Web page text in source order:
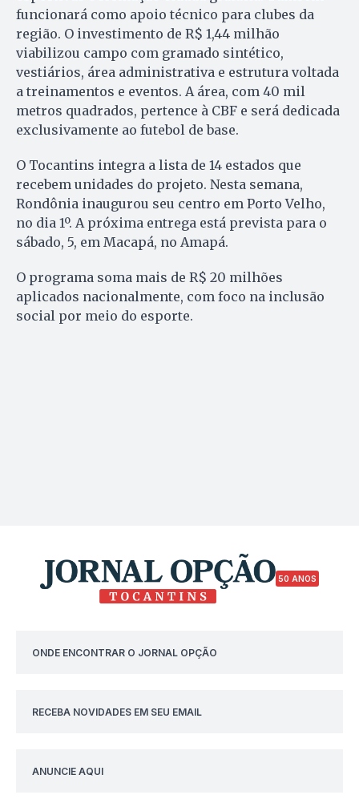
funcionará como apoio técnico para clubes da
região. O investimento de R$ 1,44 milhão
viabilizou campo com gramado sintético,
vestiários, área administrativa e estrutura voltada
a treinamentos e eventos. A área, com 40 mil
metros quadrados, pertence à CBF e será dedicada
exclusivamente ao futebol de base.
O Tocantins integra a lista de 14 estados que
recebem unidades do projeto. Nesta semana,
Rondônia inaugurou seu centro em Porto Velho,
no dia 1º. A próxima entrega está prevista para o
sábado, 5, em Macapá, no Amapá.
O programa soma mais de R$ 20 milhões
aplicados nacionalmente, com foco na inclusão
social por meio do esporte.
50 ANOS
ONDE ENCONTRAR O JORNAL OPÇÃO
RECEBA NOVIDADES EM SEU EMAIL
ANUNCIE AQUI